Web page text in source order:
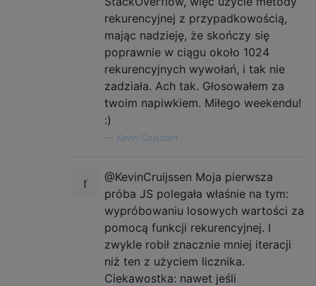
rekurencyjnej z przypadkowością,
mając nadzieję, że skończy się
poprawnie w ciągu około 1024
rekurencyjnych wywołań, i tak nie
zadziała. Ach tak. Głosowałem za
twoim napiwkiem. Miłego weekendu!
:)
Kevin Cruijssen
@KevinCruijssen Moja pierwsza
próba JS polegała właśnie na tym:
wypróbowaniu losowych wartości za
pomocą funkcji rekurencyjnej. I
zwykle robił znacznie mniej iteracji
niż ten z użyciem licznika.
Ciekawostka: nawet jeśli